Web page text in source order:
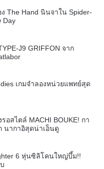
The Hand นินจาใน Spider-
Day
J9 GRIFFON จาก
เกมจำลองหน่วยแพทย์สุด
อสไตล์ MACHI BOUKE! กา
นากาอิสุดน่าเอ็นดู
6 หุ่นซิลิโคนใหญ่บึ้ม!!